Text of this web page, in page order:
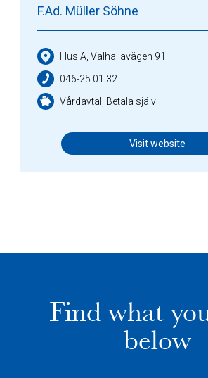
F.Ad. Müller Söhne
Hus A, Valhallavägen 91
046-25 01 32
Vårdavtal, Betala själv
Visit website
Find what
below